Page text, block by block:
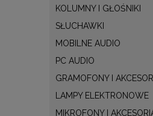
KOLUMNY I GŁOŚNIKI
SŁUCHAWKI
MOBILNE AUDIO
PC AUDIO
GRAMOFONY I
LAMPY ELEKTRONOWE
MIKROFONY I